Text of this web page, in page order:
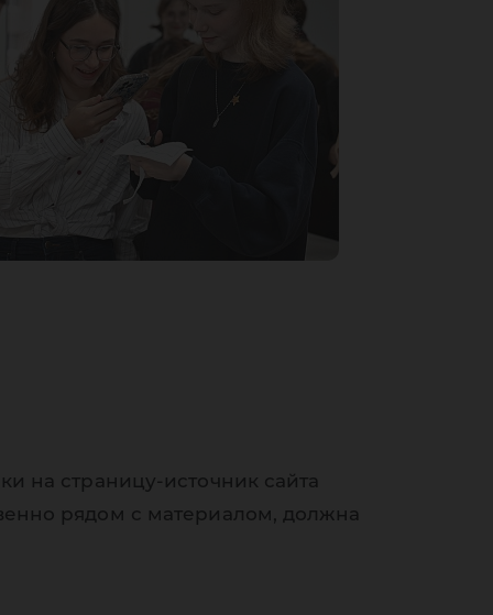
на страницу-источник сайта
рядом с материалом, должна